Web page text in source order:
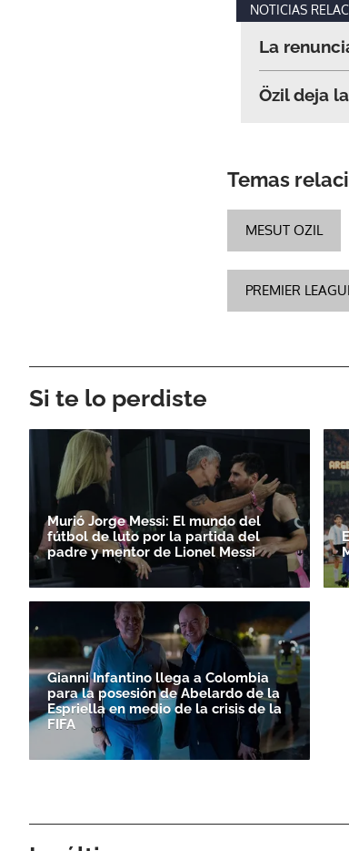
NOTICIAS
La
Özil deja
Temas
MESUT OZIL
PREMIER
Si te lo perdiste
Murió Jorge Messi: El mundo del
fútbol de luto por la partida del
padre y mentor de Lionel Messi
Gianni Infantino llega a Colombia
para la posesión de Abelardo de la
Espriella en medio de la crisis de la
FIFA